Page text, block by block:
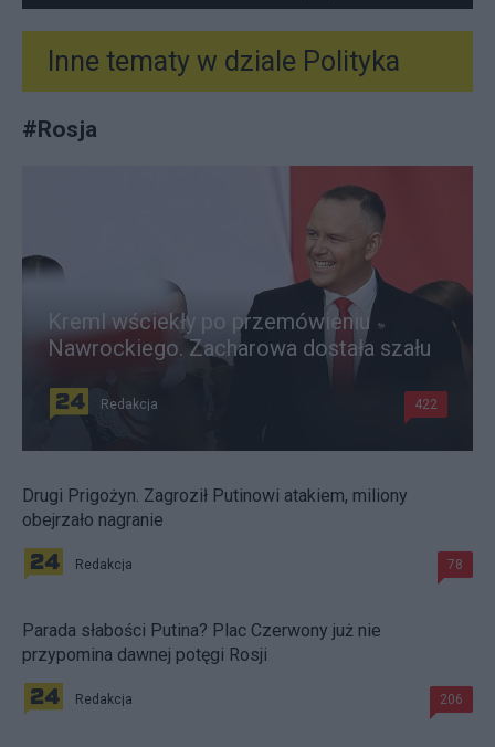
Inne tematy w dziale Polityka
#Rosja
Kreml wściekły po przemówieniu
Nawrockiego. Zacharowa dostała szału
Redakcja 422
Drugi Prigożyn. Zagroził Putinowi atakiem, miliony
obejrzało nagranie
Redakcja 78
Parada słabości Putina? Plac Czerwony już nie
przypomina dawnej potęgi Rosji
Redakcja 206